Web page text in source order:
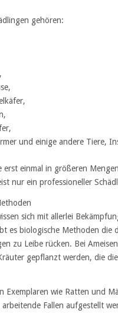
gehören:
und einige andere Tiere,
erst einmal in größeren
nur ein professioneller
sich mit allerlei
es biologische Methoden die
zu Leibe rücken. Bei
gepflanzt werden, die
Exemplaren wie Ratten und
arbeitende Fallen aufgestellt